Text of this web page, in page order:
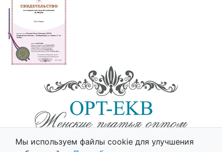
Политика использования cookie
Мы используем файлы cookie для улучшения